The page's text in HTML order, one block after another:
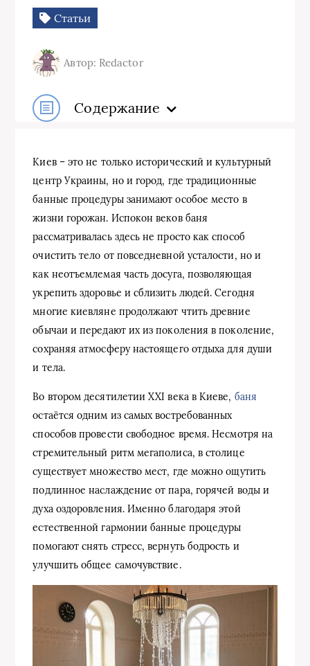
Статьи
Автор: Redactor
Содержание
Киев – это не только исторический и культурный
центр Украины, но и город, где традиционные
банные процедуры занимают особое место в
жизни горожан. Испокон веков баня
рассматривалась здесь не просто как способ
очистить тело от повседневной усталости, но и
как неотъемлемая часть досуга, позволяющая
укрепить здоровье и сблизить людей. Сегодня
многие киевляне продолжают чтить древние
обычаи и передают их из поколения в поколение,
сохраняя атмосферу настоящего отдыха для души
и тела.
Во втором десятилетии XXI века в Киеве, баня
остаётся одним из самых востребованных
способов провести свободное время. Несмотря на
стремительный ритм мегаполиса, в столице
существует множество мест, где можно ощутить
подлинное наслаждение от пара, горячей воды и
духа оздоровления. Именно благодаря этой
естественной гармонии банные процедуры
помогают снять стресс, вернуть бодрость и
улучшить общее самочувствие.